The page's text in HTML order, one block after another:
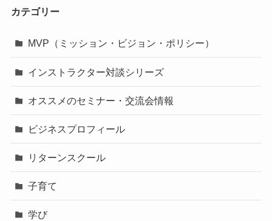
カテゴリー
MVP（ミッション・ビジョン・ポリシー）
インストラクター対談シリーズ
オススメのセミナー・交流会情報
ビジネスプロフィール
リターンスクール
子育て
学び